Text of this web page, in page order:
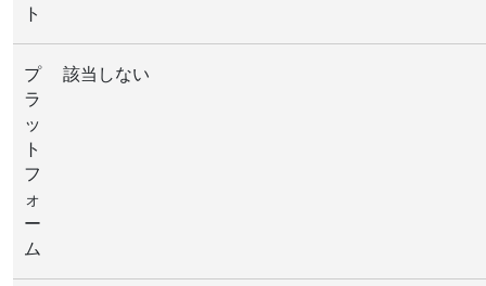
ト
プ
ラ
ッ
ト
フ
ォ
ー
ム
該当しない